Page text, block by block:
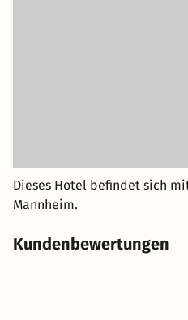
Dieses Hotel befindet sich
Mannheim.
Kundenbewertungen